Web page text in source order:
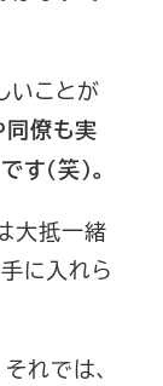
いことが
同僚も実
（笑）。
大抵一緒
に入れら
れでは、